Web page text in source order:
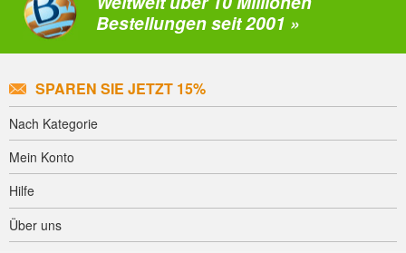
Bestellungen seit 2001 »
SPAREN SIE JETZT 15%
Nach Kategorie
Mein Konto
Hilfe
Über uns